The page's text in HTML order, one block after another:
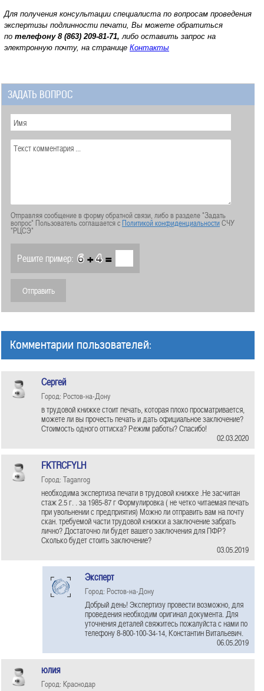
Для получения консультации специалиста по вопросам проведения
экспертизы подлинности печати, Вы можете обратиться
по телефону 8 (863) 209-81-71, либо оставить запрос на
электронную почту, на странице Контакты
ЗАДАТЬ ВОПРОС
Отправляя сообщение в форму обратной связи, либо в разделе "Задать
вопрос" Пользователь соглашается сПолитикой конфиденциальностиСЧУ
"РЦСЭ"
Решите пример: + =
Комментарии пользователей:
Сергей
Город: Ростов-на-Дону
в трудовой книжке стоит печать, которая плохо просматривается,
можете ли вы прочесть печать и дать официальное заключение?
Стоимость одного оттиска? Режим работы? Спасибо!
02.03.2020
FKTRCFYLH
Город: Taganrog
необходима экспертиза печати в трудовой книжке .Не засчитан
стаж 2.5 г. . за 1985-87 г Формулировка ( не четко читаемая печать
при увольнении с предприятия) Можно ли отправить вам на почту
скан. требуемой части трудовой книжки а заключение забрать
лично? Достаточно ли будет вашего заключения для ПФР?
Сколько будет стоить заключение?
03.05.2019
Эксперт
Город: Ростов-на-Дону
Добрый день! Экспертизу провести возможно, для
проведения необходим оригинал документа. Для
уточнения деталей свяжитесь пожалуйста с нами по
телефону 8-800-100-34-14, Константин Витальевич.
06.05.2019
юлия
Город: Краснодар